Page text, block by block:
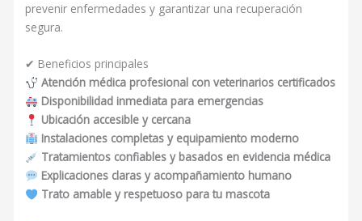
prevenir enfermedades y garantizar una recuperación
segura.
✔ Beneficios principales
Atención médica profesional con veterinarios certificados
Disponibilidad inmediata para emergencias
Ubicación accesible y cercana
Instalaciones completas y equipamiento moderno
Tratamientos confiables y basados en evidencia médica
Explicaciones claras y acompañamiento humano
Trato amable y respetuoso para tu mascota